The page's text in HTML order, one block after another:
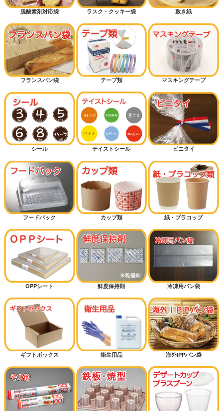
脱酸素剤対応袋 ラスク・クッキー袋 敷き紙
フランスパン袋 テープ類 マスキングテープ
シール テイストシール ビニタイ
フードパック カップ類 紙・プラコップ
OPPシート 鮮度保持剤 冷凍用パン袋
ギフトボックス 衛生用品 海外IPPパン袋